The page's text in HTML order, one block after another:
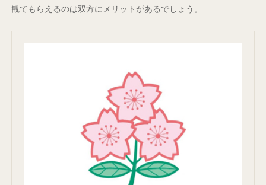
観てもらえるのは双方にメリットがあるでしょう。